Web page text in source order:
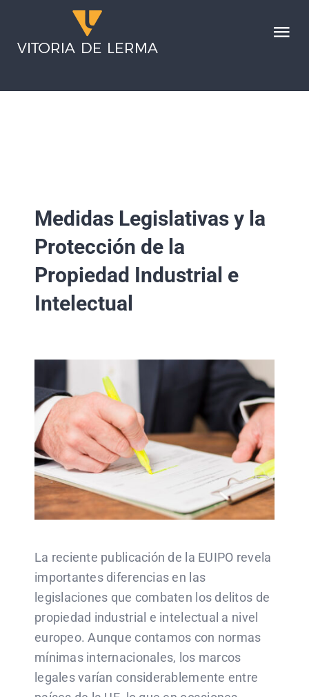
contenido
NOTICIAS
CONTACTO
Medidas Legislativas y la
Protección de la
Propiedad Industrial e
Intelectual
La reciente publicación de la EUIPO revela
importantes diferencias en las
legislaciones que combaten los delitos de
propiedad industrial e intelectual a nivel
europeo. Aunque contamos con normas
mínimas internacionales, los marcos
legales varían considerablemente entre